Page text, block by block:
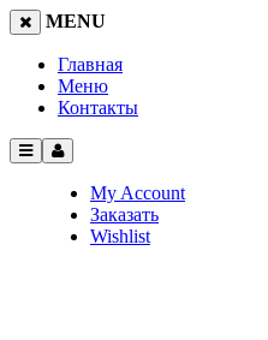
MENU
Главная
Меню
Контакты
My Account
Заказать
Wishlist